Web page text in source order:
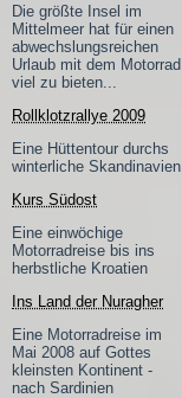
Die größte Insel im
Mittelmeer hat für einen
abwechslungsreichen
Urlaub mit dem Motorrad
viel zu bieten...
Rollklotzrallye 2009
Eine Hüttentour durchs
winterliche Skandinavien
Kurs Südost
Eine einwöchige
Motorradreise bis ins
herbstliche Kroatien
Ins Land der Nuragher
Eine Motorradreise im
Mai 2008 auf Gottes
kleinsten Kontinent -
nach Sardinien